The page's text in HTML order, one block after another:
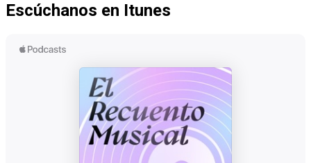
Escúchanos en Itunes